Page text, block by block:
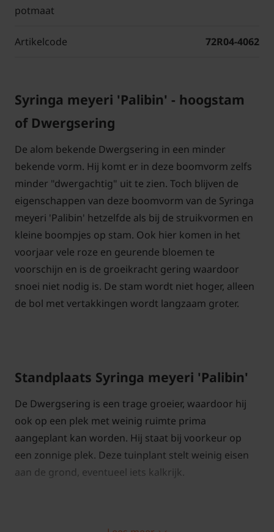
potmaat
Artikelcode 72R04-4062
Syringa meyeri 'Palibin' - hoogstam
of Dwergsering
De alom bekende Dwergsering in een minder
bekende vorm. Hij komt er in deze boomvorm zelfs
minder "dwergachtig" uit te zien. Toch blijven de
eigenschappen van deze boomvorm van de Syringa
meyeri 'Palibin' hetzelfde als bij de struikvormen en
kleine boompjes op stam. Ook hier komen in het
voorjaar vele roze en geurende bloemen te
voorschijn en is de groeikracht gering waardoor
snoei niet nodig is. De stam wordt niet hoger, alleen
de bol met vertakkingen wordt langzaam groter.
Standplaats Syringa meyeri 'Palibin'
De Dwergsering is een trage groeier, waardoor hij
ook op een plek met weinig ruimte prima
aangeplant kan worden. Hij staat bij voorkeur op
een zonnige plek. Deze tuinplant stelt weinig eisen
aan de grond, eventueel iets kalkrijk.